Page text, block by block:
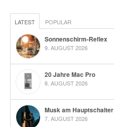
LATEST POPULAR
Sonnenschirm-Reflex
9. AUGUST 2026
20 Jahre Mac Pro
8. AUGUST 2026
Musk am Hauptschalter
7. AUGUST 2026